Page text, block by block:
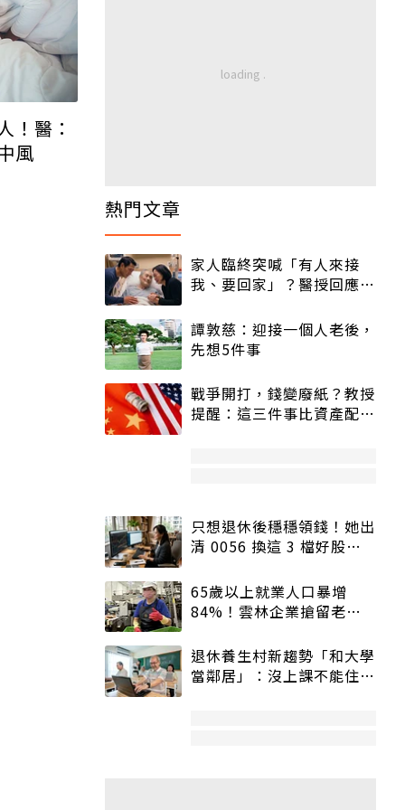
！醫：
風
熱門文章
家人臨終突喊「有人來接
我、要回家」？醫授回應方
譚敦慈：迎接一個人老後，
先想5件事
戰爭開打，錢變廢紙？教授
提醒：這三件事比資產配置
只想退休後穩穩領錢！她出
清 0056 換這 3 檔好股：
65歲以上就業人口暴增
84%！雲林企業搶留老員
退休養生村新趨勢「和大學
當鄰居」：沒上課不能住、